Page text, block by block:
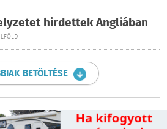
hirdettek Angliában
BETÖLTÉSE